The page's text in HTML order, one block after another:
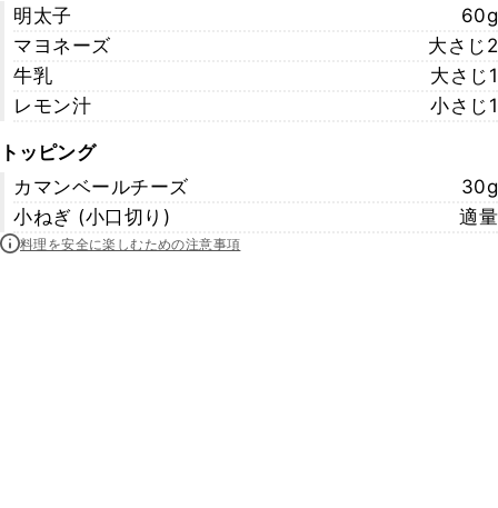
明太子
60g
マヨネーズ
大さじ2
牛乳
大さじ1
レモン汁
小さじ1
トッピング
カマンベールチーズ
30g
小ねぎ (小口切り)
適量
料理を安全に楽しむための注意事項